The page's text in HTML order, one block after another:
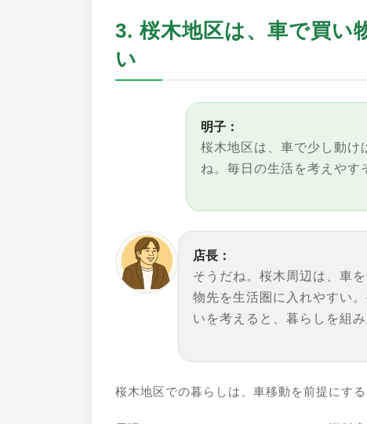
3. 桜木地区は、車で買い
い
明子：
桜木地区は、車で少し動け
ね。毎日の生活を考えやす
店長：
そうだね。桜木周辺は、車
物先を生活圏に入れやすい
いを考えると、暮らしを組
桜木地区での暮らしは、車移動を前提にす